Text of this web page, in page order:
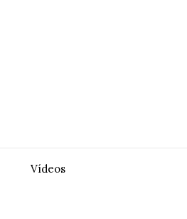
Vídeos